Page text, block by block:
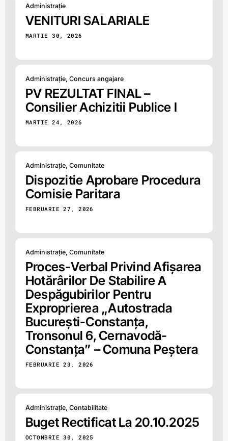
Administrație
VENITURI SALARIALE
MARTIE 30, 2026
Administrație, Concurs angajare
PV REZULTAT FINAL –
Consilier Achizitii Publice I
MARTIE 24, 2026
Administrație, Comunitate
Dispozitie Aprobare Procedura
Comisie Paritara
FEBRUARIE 27, 2026
Administrație, Comunitate
Proces-Verbal Privind Afișarea
Hotărârilor De Stabilire A
Despăgubirilor Pentru
Exproprierea „Autostrada
București-Constanța,
Tronsonul 6, Cernavodă-
Constanța” – Comuna Peștera
FEBRUARIE 23, 2026
Administrație, Contabilitate
Buget Rectificat La 20.10.2025
OCTOMBRIE 30, 2025